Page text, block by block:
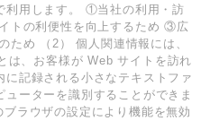
利⽤します。 ①当社の利⽤・訪
トの利便性を向上するため ③広
め （2） 個⼈関連情報には、
は、お客様が Web サイトを訪れ
記録される⼩さなテキストファ
ーターを識別することができま
ラウザの設定により機能を無効